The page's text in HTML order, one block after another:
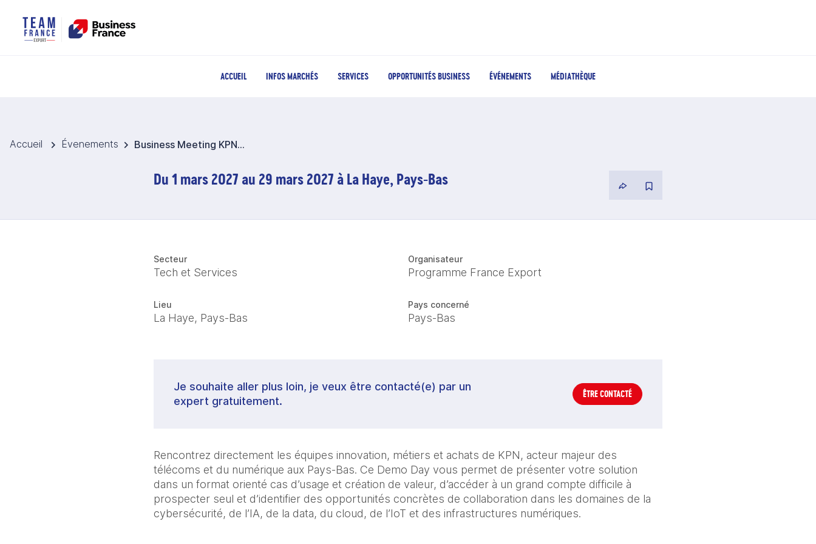
ACCUEIL INFOS MARCHÉS SERVICES OPPORTUNITÉS BUSINESS ÉVÉNEMENTS MÉDIATHÈQUE
Accueil Évenements Business Meeting KPN 2027 - Pays-Bas
Du 1 mars 2027 au 29 mars 2027 à La Haye, Pays-Bas
Secteur
Tech et Services
Organisateur
Programme France Export
Lieu
La Haye, Pays-Bas
Pays concerné
Pays-Bas
Je souhaite aller plus loin, je veux être contacté(e) par un
expert gratuitement.
ÊTRE CONTACTÉ
Rencontrez directement les équipes innovation, métiers et achats de KPN, acteur majeur des
télécoms et du numérique aux Pays-Bas. Ce Demo Day vous permet de présenter votre solution
dans un format orienté cas d’usage et création de valeur, d’accéder à un grand compte difficile à
prospecter seul et d’identifier des opportunités concrètes de collaboration dans les domaines de la
cybersécurité, de l’IA, de la data, du cloud, de l’IoT et des infrastructures numériques.